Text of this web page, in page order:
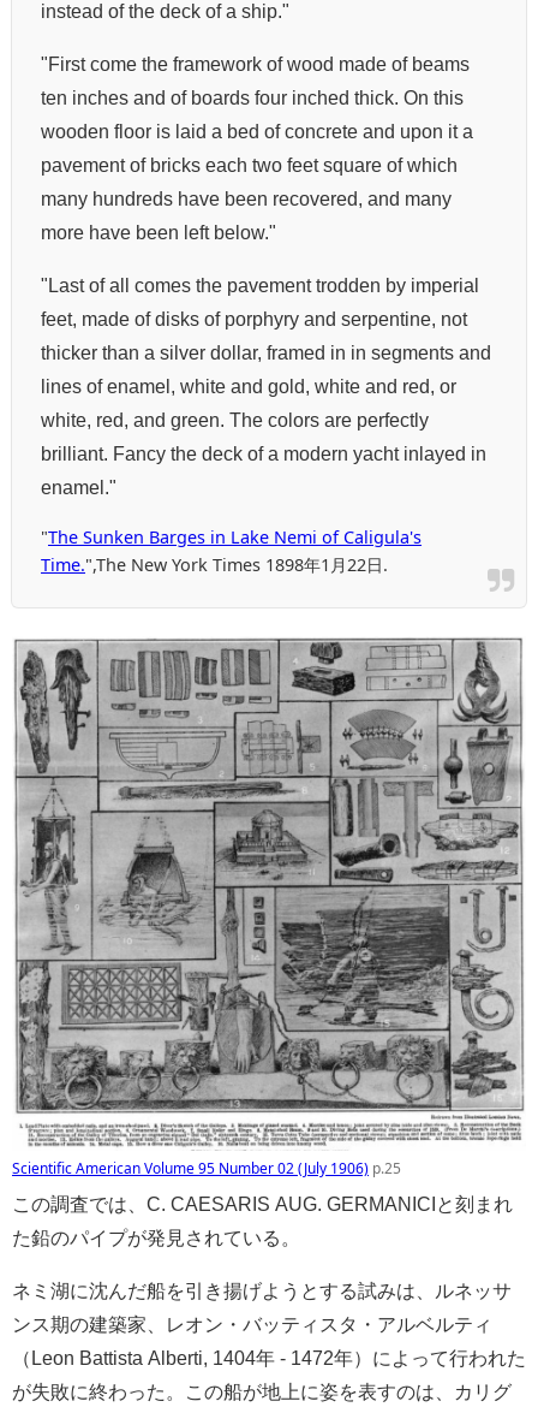
instead of the deck of a ship."
"First come the framework of wood made of beams
ten inches and of boards four inched thick. On this
wooden floor is laid a bed of concrete and upon it a
pavement of bricks each two feet square of which
many hundreds have been recovered, and many
more have been left below."
"Last of all comes the pavement trodden by imperial
feet, made of disks of porphyry and serpentine, not
thicker than a silver dollar, framed in in segments and
lines of enamel, white and gold, white and red, or
white, red, and green. The colors are perfectly
brilliant. Fancy the deck of a modern yacht inlayed in
enamel."
"The Sunken Barges in Lake Nemi of Caligula's
Time.",The New York Times 1898年1月22日.
Scientific American Volume 95 Number 02 (July 1906) p.25
この調査では、C. CAESARIS AUG. GERMANICIと刻まれ
た鉛のパイプが発見されている。
ネミ湖に沈んだ船を引き揚げようとする試みは、ルネッサ
ンス期の建築家、レオン・バッティスタ・アルベルティ
（Leon Battista Alberti, 1404年 - 1472年）によって行われた
が失敗に終わった。この船が地上に姿を表すのは、カリグ